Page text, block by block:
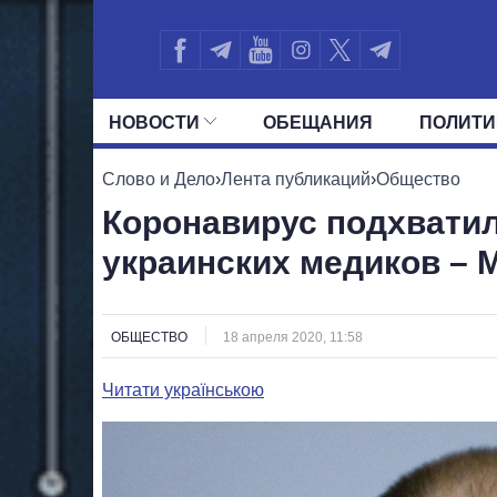
НОВОСТИ ОБЕЩАНИЯ
ВСЕ ПОЛИТИКИ ПРЕЗИДЕНТ И
Слово и Дело›Лента публикаций›Общество
Коронавирус
украинских медиков –
ОБЩЕСТВО 18 апреля 2020, 11:58
Читати українською